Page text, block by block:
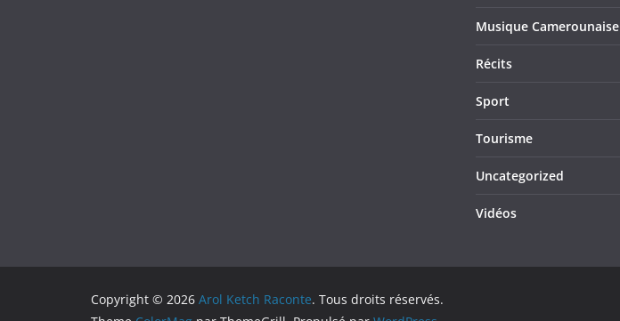
Musique Camerounaise
Récits
Sport
Tourisme
Uncategorized
Vidéos
Copyright © 2026 Arol Ketch Raconte. Tous droits réservés.